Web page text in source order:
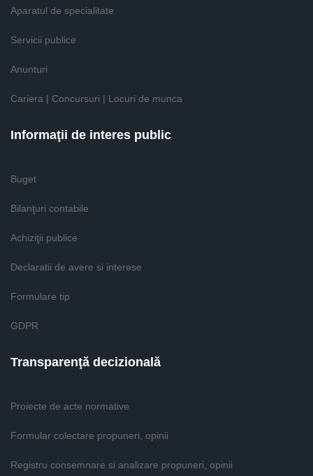
Aparatul de specialitate
Servicii publice
Anunturi
Cariera | Concursuri | Locuri de munca
Informaţii de interes public
Buget
Bilanţuri contabile
Achiziţii publice
Declaratii de avere si interese
Formulare tip
GDPR
Transparenţă decizională
Proiecte de acte normative
Formular colectare propuneri, opinii
Registru consemnare si analizare propuneri, opinii